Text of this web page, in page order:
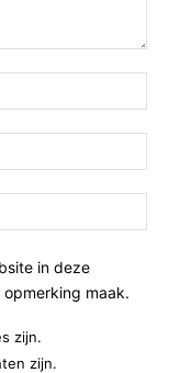
in deze
maak.
zijn.
zijn.